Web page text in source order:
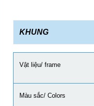
KHUNG
Vật liệu/ frame
Màu sắc/ Colors